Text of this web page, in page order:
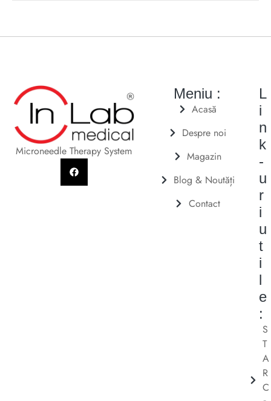
Microneedle Therapy System
Meniu :
Acasă
Despre noi
Magazin
Blog & Noutăți
Contact
L
i
n
k
-
u
r
i
u
t
i
l
e
:
S
T
A
R
C